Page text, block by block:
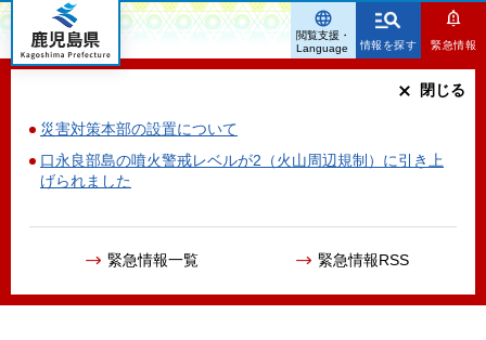
鹿児島県
情報を探す 緊急情報
災害対策本部の設置について
口永良部島の噴火警戒レベルが2（火山周辺規制）に引き上
げられました
緊急情報一覧 緊急情報RSS
閉じる
閲覧支援・
Language